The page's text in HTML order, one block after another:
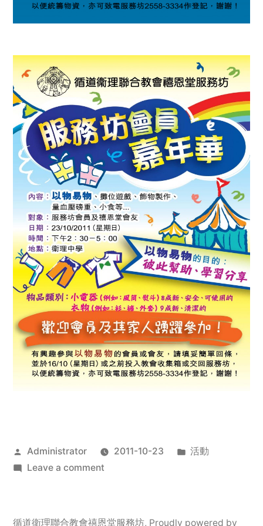
Posted
by
Administrator 2011-10-23
Posted
活動
Leave a commenton
服
循道衛理聯合教會禧恩堂服務坊, Proudly powered by